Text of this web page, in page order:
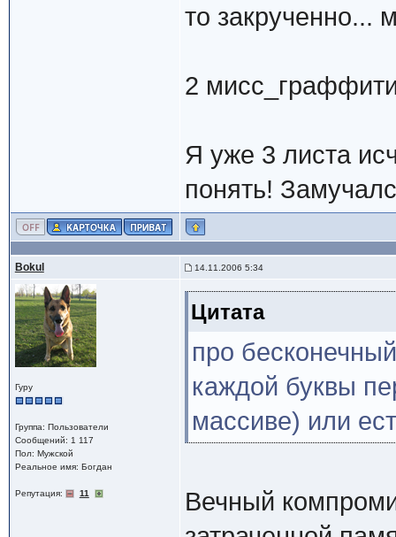
то закрученно...
2
Я уже 3 листа
понять!
Bokul 14.11.2006 5:34
Гуру
Группа: Пользователи
Сообщений: 1 117
Пол: Мужской
Реальное имя: Богдан
Репутация: 11
Цитата
про
каждой буквы
массиве) или
Вечный